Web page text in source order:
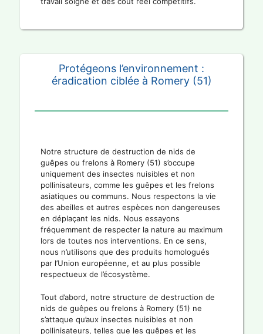
Protégeons l’environnement :
éradication ciblée à Romery (51)
Notre structure de destruction de nids de
guêpes ou frelons à Romery (51) s’occupe
uniquement des insectes nuisibles et non
pollinisateurs, comme les guêpes et les frelons
asiatiques ou communs. Nous respectons la vie
des abeilles et autres espèces non dangereuses
en déplaçant les nids. Nous essayons
fréquemment de respecter la nature au maximum
lors de toutes nos interventions. En ce sens,
nous n’utilisons que des produits homologués
par l’Union européenne, et au plus possible
respectueux de l’écosystème.
Tout d’abord, notre structure de destruction de
nids de guêpes ou frelons à Romery (51) ne
s’attaque qu’aux insectes nuisibles et non
pollinisateurs, telles que les guêpes et les